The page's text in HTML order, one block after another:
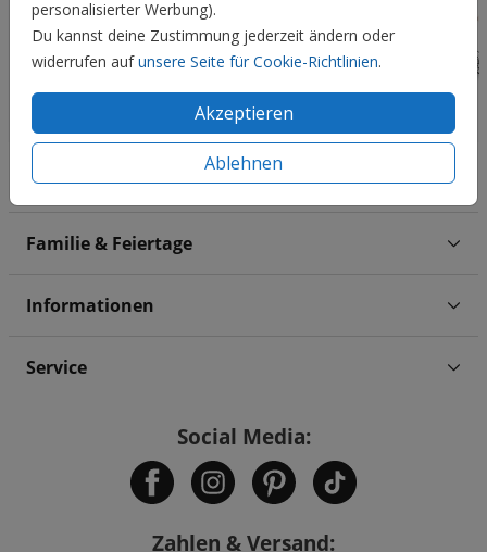
personalisierter Werbung).
Du kannst deine Zustimmung jederzeit ändern oder
widerrufen aufunsere Seite für Cookie-Richtlinien.
Akzeptieren
Ablehnen
Hochzeit
Familie & Feiertage
Informationen
Service
Social Media:
Zahlen & Versand: